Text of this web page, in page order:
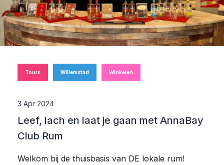
Tours Willemstad Winkelen
3 Apr 2024
Leef, lach en laat je gaan met AnnaBay
Club Rum
Welkom bij de thuisbasis van DE lokale rum!